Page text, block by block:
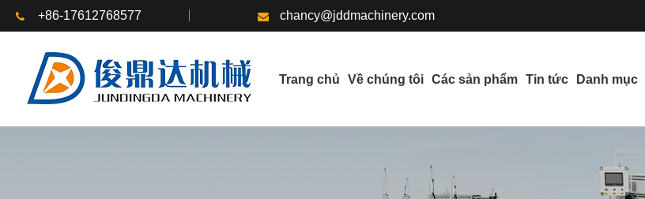
+86-17612768577 chancy@jddmachinery.com
Trang chủ Về chúng tôi Các sản phẩm Tin tức Danh mục